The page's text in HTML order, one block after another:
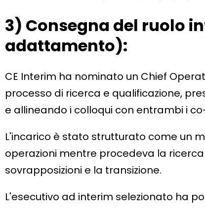
3) Consegna del ruolo
adattamento):
CE Interim ha nominato un Chief
processo di ricerca e qualificazione,
e allineando i colloqui con entrambi i co-
L'incarico è stato strutturato come un
operazioni mentre procedeva la
sovrapposizioni e la transizione.
L'esecutivo ad interim selezionato ha